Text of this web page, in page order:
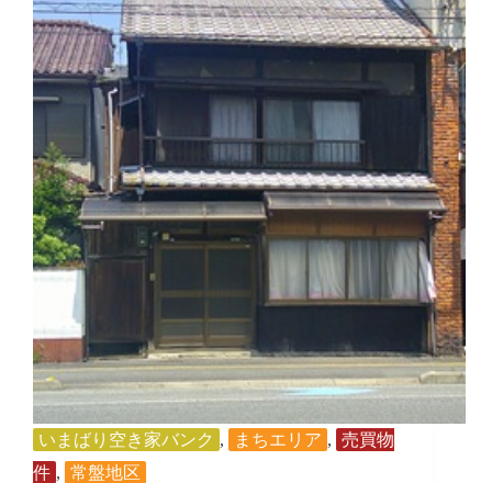
いまばり空き家バンク , まちエリア , 売買物
件 , 常盤地区